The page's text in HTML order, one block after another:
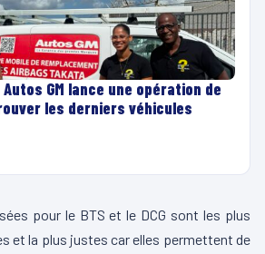
GM lance une opération de
les derniers véhicules
pour le BTS et le DCG sont les plus
et la plus justes car elles permettent de